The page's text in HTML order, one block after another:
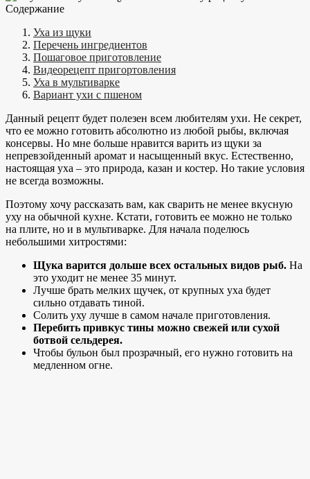
Содержание
Уха из щуки
Перечень ингредиентов
Пошаговое приготовление
Видеорецепт пригортовления
Уха в мультиварке
Вариант ухи с пшеном
Данный рецепт будет полезен всем любителям ухи. Не секрет,
что ее можно готовить абсолютно из любой рыбы, включая
консервы. Но мне больше нравится варить из щуки за
непревзойденный аромат и насыщенный вкус. Естественно,
настоящая уха – это природа, казан и костер. Но такие условия
не всегда возможны.
Поэтому хочу рассказать вам, как сварить не менее вкусную
уху на обычной кухне. Кстати, готовить ее можно не только
на плите, но и в мультиварке. Для начала поделюсь
небольшими хитростями:
Щука варится дольше всех остальных видов рыб. На
это уходит не менее 35 минут.
Лучше брать мелких щучек, от крупных уха будет
сильно отдавать тиной.
Солить уху лучше в самом начале приготовления.
Перебить привкус тины можно свежей или сухой
ботвой сельдерея.
Чтобы бульон был прозрачный, его нужно готовить на
медленном огне.